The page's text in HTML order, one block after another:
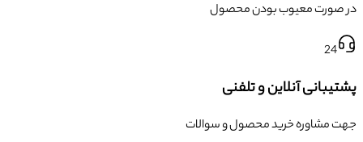
در صورت معیوب بودن محصول
24
پشتیبانی آنلاین و تلفنی
جهت مشاوره خرید محصول و سوالات